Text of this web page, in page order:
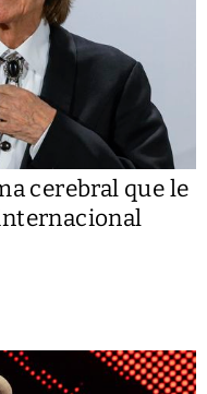
cerebral que le